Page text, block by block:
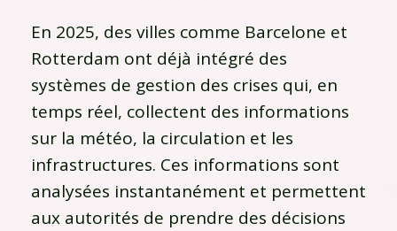
En 2025, des villes comme Barcelone et
Rotterdam ont déjà intégré des
systèmes de gestion des crises qui, en
temps réel, collectent des informations
sur la météo, la circulation et les
infrastructures. Ces informations sont
analysées instantanément et permettent
aux autorités de prendre des décisions